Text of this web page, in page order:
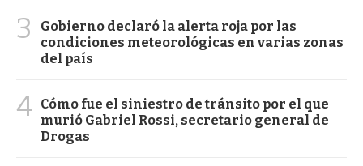
3
Gobierno declaró la alerta roja por las
condiciones meteorológicas en varias zonas
del país
4 Cómo fue el siniestro de tránsito por el que
murió Gabriel Rossi, secretario general de
Drogas